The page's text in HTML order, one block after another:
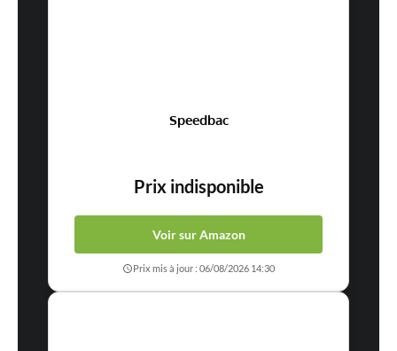
Speedbac
Prix indisponible
Voir sur Amazon
Prix mis à jour : 06/08/2026 14:30